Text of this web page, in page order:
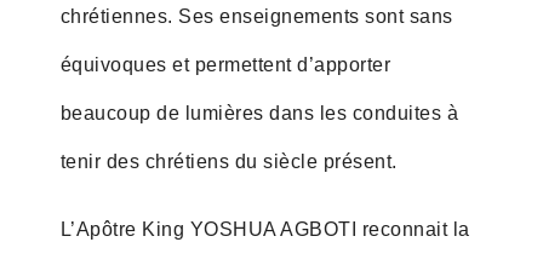
chrétiennes. Ses enseignements sont sans
équivoques et permettent d’apporter
beaucoup de lumières dans les conduites à
tenir des chrétiens du siècle présent.
L’Apôtre King YOSHUA AGBOTI reconnait la